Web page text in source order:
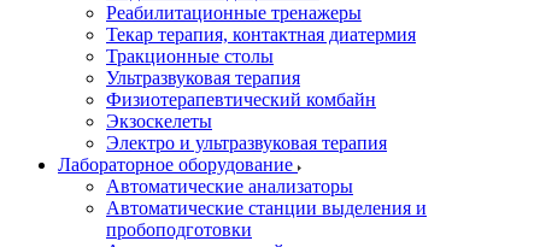
Реабилитационные тренажеры
Текар терапия, контактная диатермия
Тракционные столы
Ультразвуковая терапия
Физиотерапевтический комбайн
Экзоскелеты
Электро и ультразвуковая терапия
Лабораторное оборудование
Автоматические анализаторы
Автоматические станции выделения и
пробоподготовки